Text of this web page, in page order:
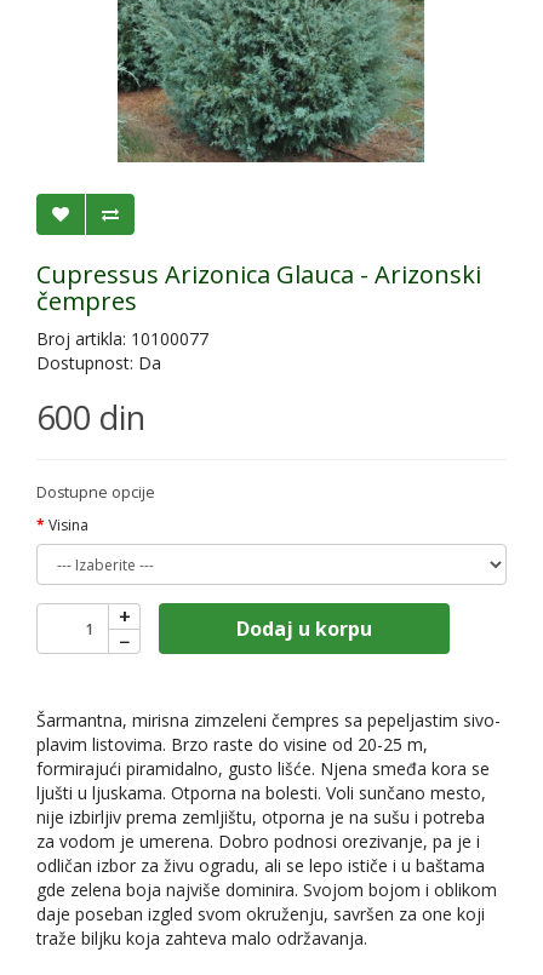
Cupressus Arizonica Glauca - Arizonski
čempres
Broj artikla: 10100077
Dostupnost: Da
600 din
Dostupne opcije
Visina
+
−
Dodaj u korpu
Šarmantna, mirisna zimzeleni čempres sa pepeljastim sivo-
plavim listovima. Brzo raste do visine od 20-25 m,
formirajući piramidalno, gusto lišće. Njena smeđa kora se
ljušti u ljuskama. Otporna na bolesti. Voli sunčano mesto,
nije izbirljiv prema zemljištu, otporna je na sušu i potreba
za vodom je umerena. Dobro podnosi orezivanje, pa je i
odličan izbor za živu ogradu, ali se lepo ističe i u baštama
gde zelena boja najviše dominira. Svojom bojom i oblikom
daje poseban izgled svom okruženju, savršen za one koji
traže biljku koja zahteva malo održavanja.